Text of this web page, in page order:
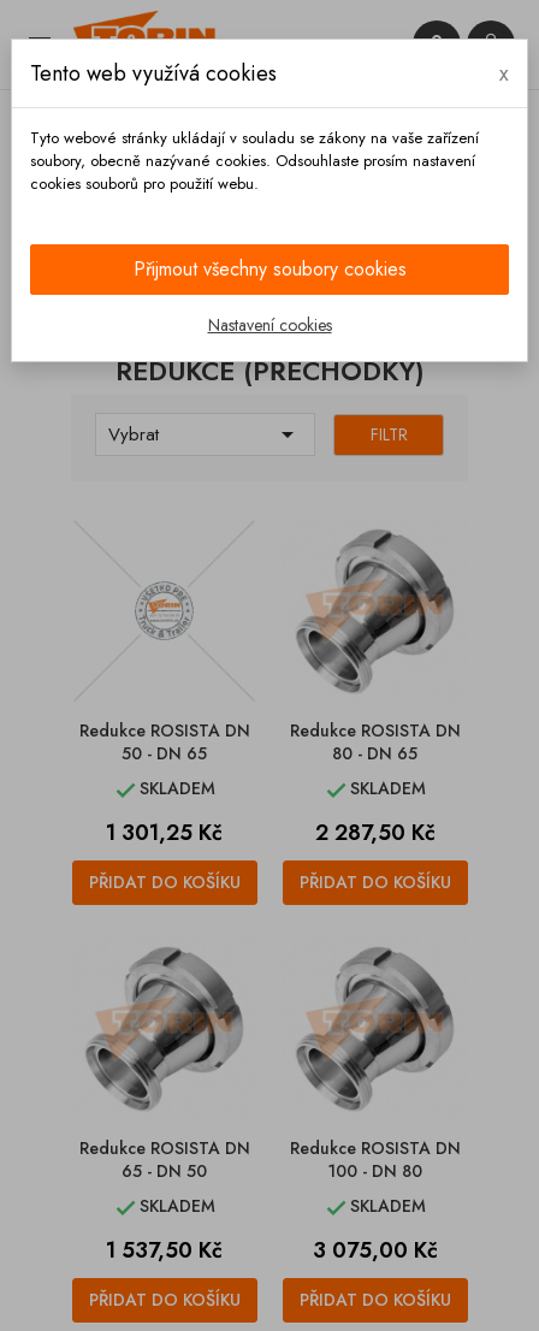
 

KATEGORIE
REDUKCE (PŘECHODKY)
Vybrat  FILTR
Redukce ROSISTA DN
50 - DN 65
SKLADEM
Cena
1 301,25 Kč
PŘIDAT DO KOŠÍKU
Redukce ROSISTA DN
80 - DN 65
SKLADEM
Cena
2 287,50 Kč
PŘIDAT DO KOŠÍKU
Redukce ROSISTA DN
65 - DN 50
SKLADEM
Cena
1 537,50 Kč
PŘIDAT DO KOŠÍKU
Redukce ROSISTA DN
100 - DN 80
SKLADEM
Cena
3 075,00 Kč
PŘIDAT DO KOŠÍKU
Tento web využívá cookies x
Tyto webové stránky ukládají v souladu se zákony na vaše zařízení
soubory, obecně nazývané cookies. Odsouhlaste prosím nastavení
cookies souborů pro použití webu.
Přijmout všechny soubory cookies
Nastavení cookies